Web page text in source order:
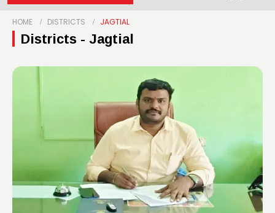
HOME DISTRICTS JAGTIAL
Districts - Jagtial